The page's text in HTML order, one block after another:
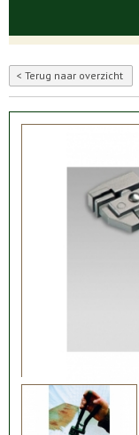
Terug naar overzicht